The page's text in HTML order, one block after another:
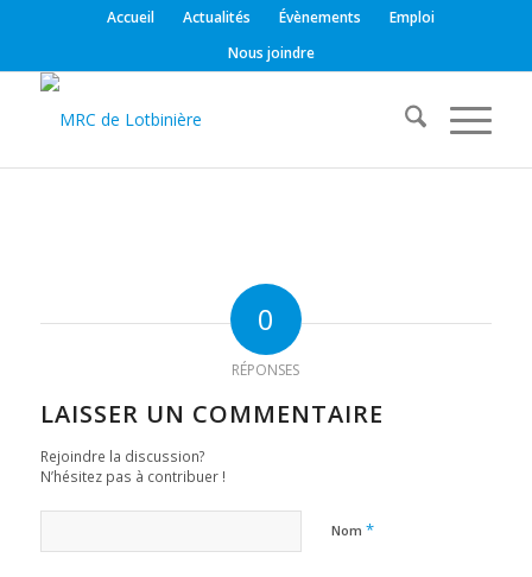
Accueil Actualités Évènements
Emploi
Nous joindre
0
RÉPONSES
LAISSER UN COMMENTAIRE
Rejoindre la discussion?
N’hésitez pas à contribuer !
Nom *